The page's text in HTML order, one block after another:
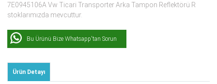
7E0945106A Vw Ticari Transporter Arka Tampon Reflektörü R
stoklarımızda mevcuttur.
Bu Ürünü Bize Whatsapp'tan Sorun
Ürün Detayı